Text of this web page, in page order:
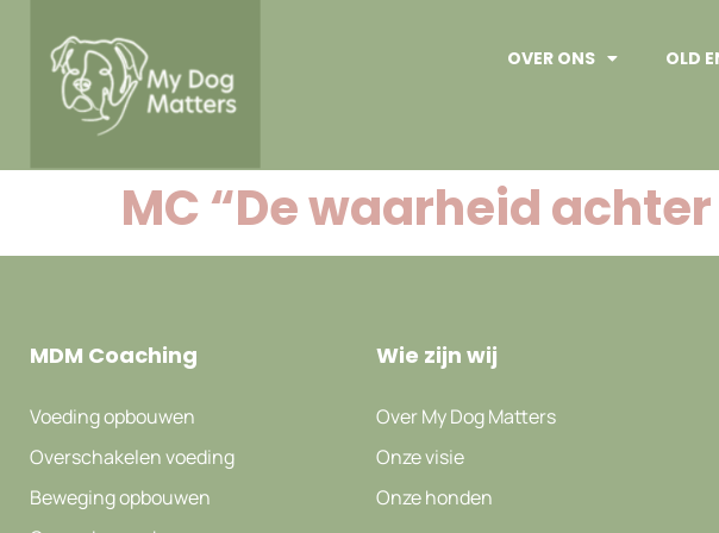
OVER ONS OLD
MC “De waarheid
MDM Coaching
Voeding opbouwen
Overschakelen voeding
Beweging opbouwen
Wie zijn wij
Over My Dog Matters
Onze visie
Onze honden